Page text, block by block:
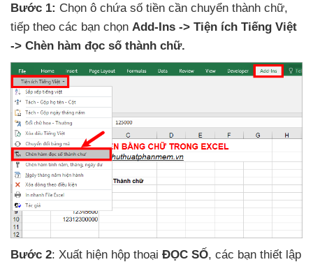
Bước 1: Chọn ô chứa số tiền cần chuyển thành chữ,
tiếp theo các bạn chọn Add-Ins -> Tiện ích Tiếng Việt
-> Chèn hàm đọc số thành chữ.
Bước 2: Xuất hiện hộp thoại ĐỌC SỐ, các bạn thiết lập